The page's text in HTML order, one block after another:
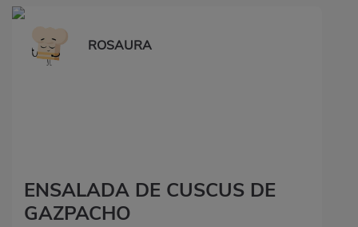
ROSAURA
ENSALADA DE CUSCUS DE
GAZPACHO